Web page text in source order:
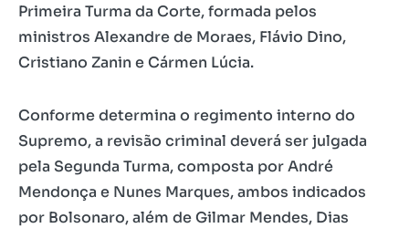
Primeira Turma da Corte, formada pelos
ministros Alexandre de Moraes, Flávio Dino,
Cristiano Zanin e Cármen Lúcia.
Conforme determina o regimento interno do
Supremo, a revisão criminal deverá ser julgada
pela Segunda Turma, composta por André
Mendonça e Nunes Marques, ambos indicados
por Bolsonaro, além de Gilmar Mendes, Dias